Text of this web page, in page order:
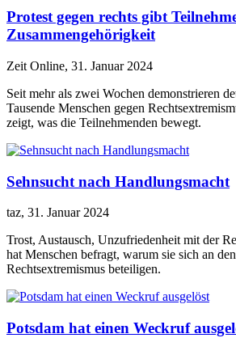
Protest gegen rechts gibt
Zusammengehörigkeit
Zeit Online, 31. Januar 2024
Seit mehr als zwei Wochen demonstrieren
Tausende Menschen gegen
zeigt, was die Teilnehmenden bewegt.
Sehnsucht nach Handlungsmacht
taz, 31. Januar 2024
Trost, Austausch, Unzufriedenheit mit der
hat Menschen befragt, warum sie sich an
Rechtsextremismus beteiligen.
Potsdam hat einen Weckruf